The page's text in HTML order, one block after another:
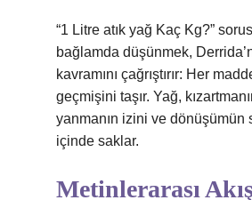
“1 Litre atık yağ Kaç Kg?”
bağlamda düşünmek,
kavramını çağrıştırır: Her
geçmişini taşır. Yağ,
yanmanın izini ve dönüşümün
içinde saklar.
Metinlerarası